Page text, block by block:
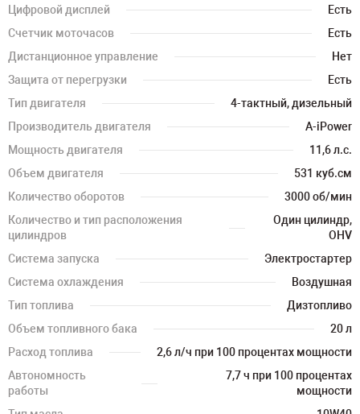
Цифровой дисплей
Есть
Счетчик моточасов
Есть
Дистанционное управление
Нет
Защита от перегрузки
Есть
Тип двигателя
4-тактный, дизельный
Производитель двигателя
A-iPower
Мощность двигателя
11,6 л.с.
Объем двигателя
531 куб.см
Количество оборотов
3000 об/мин
Количество и тип расположения
цилиндров
Один цилиндр,
OHV
Система запуска
Электростартер
Система охлаждения
Воздушная
Тип топлива
Дизтопливо
Объем топливного бака
20 л
Расход топлива
2,6 л/ч при 100 процентах мощности
Автономность
работы
7,7 ч при 100 процентах
мощности